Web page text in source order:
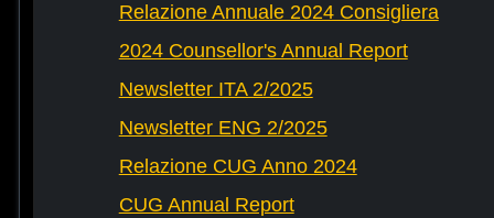
Relazione Annuale 2024 Consigliera
2024 Counsellor's Annual Report
Newsletter ITA 2/2025
Newsletter ENG 2/2025
Relazione CUG Anno 2024
CUG Annual Report